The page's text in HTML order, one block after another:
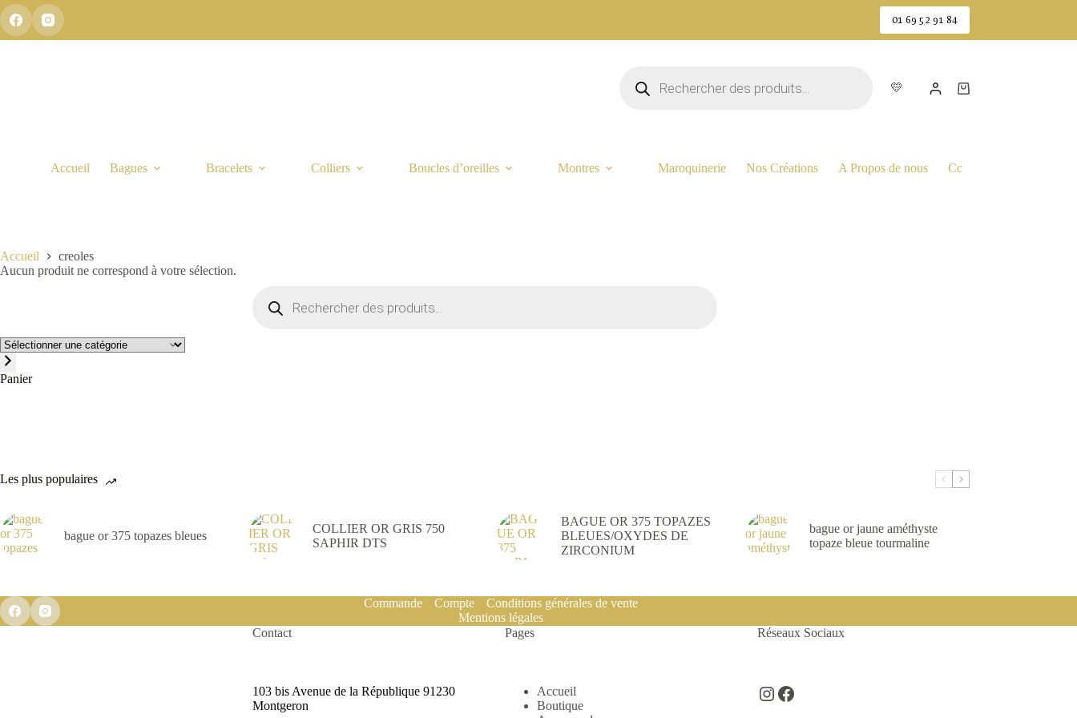
Passer
au
contenu
01 69 52 91 84
produits
💛
Panier
Accueil Bagues Bracelets Colliers Boucles d’oreilles Montres Maroquinerie Nos Créations A Propos de nous Contactez Nous
Accueil
creoles
Aucun produit ne correspond à votre sélection.
produits
Sélectionner
une
catégorie
Panier
Les plus populaires
bague or 375 topazes bleues
COLLIER OR GRIS 750
SAPHIR DTS
BAGUE OR 375 TOPAZES
BLEUES/OXYDES DE
ZIRCONIUM
bague or jaune améthyste
topaze bleue tourmaline
Commande Compte
Conditions générales de vente
Mentions légales
Contact
103 bis Avenue de la République 91230
Montgeron
Pages
Accueil
Boutique
Réseaux Sociaux
Instagram
Facebook